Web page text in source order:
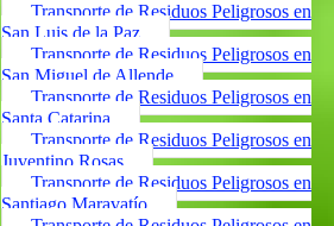
Transporte de Residuos Peligrosos en
San Luis de la Paz
Transporte de Residuos Peligrosos en
San Miguel de Allende
Transporte de Residuos Peligrosos en
Santa Catarina
Transporte de Residuos Peligrosos en
Juventino Rosas
Transporte de Residuos Peligrosos en
Santiago Maravatío